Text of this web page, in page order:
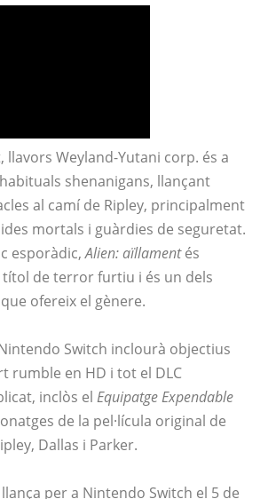
llavors Weyland-Yutani corp. és a
shenanigans, llançant
al camí de Ripley, principalment
mortals i guàrdies de seguretat.
esporàdic,Alien: aïllamentés
de terror furtiu i és un dels
ofereix el gènere.
Switch inclourà objectius
rumble en HD i tot el DLC
inclòs el Equipatge Expendable
de la pel·lícula original de
Dallas i Parker.
per a Nintendo Switch el 5 de